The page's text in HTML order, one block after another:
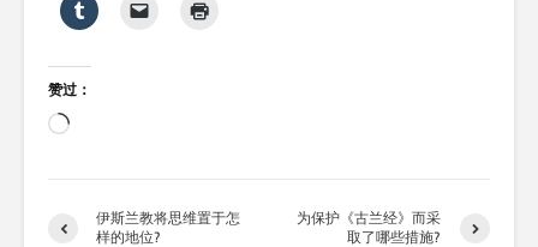
赞过：
正
载…伊斯兰教将思维置于怎
样的地位?
为保护《古兰经》而采
取了哪些措施?